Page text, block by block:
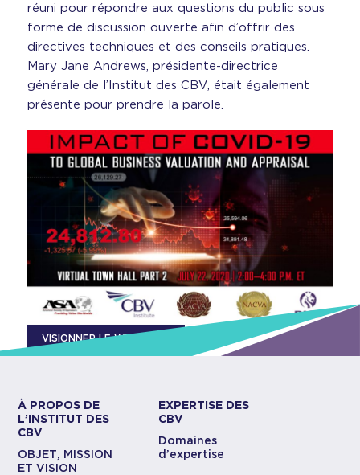
réuni pour répondre aux questions du public sous
forme de discussion ouverte afin d’offrir des
directives techniques et des conseils pratiques.
Mary Jane Andrews, présidente-directrice
générale de l’Institut des CBV, était également
présente pour prendre la parole.
VISIONNER LE WEBINAIRE
À PROPOS DE
L’INSTITUT DES
CBV
OBJET, MISSION
ET VISION
EXPERTISE DES
CBV
Domaines
d’expertise